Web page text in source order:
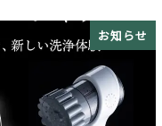
お知らせ